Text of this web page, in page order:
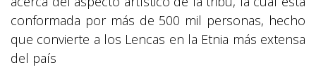
conformada por más de 500 mil personas, hecho
que convierte a los Lencas en la Etnia más extensa
del país